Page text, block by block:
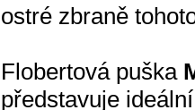
ostré zbraně
Flobertová puška
představuje